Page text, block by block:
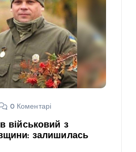
0 Коментарі
військовий з
залишилась